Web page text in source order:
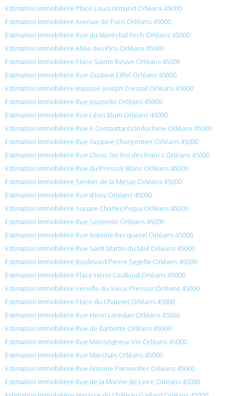
Estimation immobilière Place Louis Armand Orléans 45000
Estimation immobilière Avenue de Paris Orléans 45000
Estimation immobilière Rue du Maréchal Foch Orléans 45000
Estimation immobilière Allée des Pins Orléans 45000
Estimation immobilière Place Sainte Beuve Orléans 45000
Estimation immobilière Rue Gustave Eiffel Orléans 45000
Estimation immobilière Impasse Joseph Cressot Orléans 45000
Estimation immobilière Rue Jousselin Orléans 45000
Estimation immobilière Rue Léon Blum Orléans 45000
Estimation immobilière Rue A Combattants Indochine Orléans 45000
Estimation immobilière Rue Gustave Charpentier Orléans 45000
Estimation immobilière Rue Clovis 1er Roi des Francs Orléans 45000
Estimation immobilière Rue du Pressoir Blanc Orléans 45000
Estimation immobilière Sentier de la Messe Orléans 45000
Estimation immobilière Rue d’Ivoy Orléans 45000
Estimation immobilière Square Charles Peguy Orléans 45000
Estimation immobilière Rue Serpente Orléans 45000
Estimation immobilière Rue Antoine Becquerel Orléans 45000
Estimation immobilière Rue Saint Martin du Mail Orléans 45000
Estimation immobilière Boulevard Pierre Segelle Orléans 45000
Estimation immobilière Place Henri Coullaud Orléans 45000
Estimation immobilière Venelle du Vieux Pressoir Orléans 45000
Estimation immobilière Place du Chatelet Orléans 45000
Estimation immobilière Rue Henri Lavedan Orléans 45000
Estimation immobilière Rue de Barbotte Orléans 45000
Estimation immobilière Rue Monseigneur Vie Orléans 45000
Estimation immobilière Rue Marchais Orléans 45000
Estimation immobilière Rue Antoine Parmentier Orléans 45000
Estimation immobilière Rue de la Marine de Loire Orléans 45000